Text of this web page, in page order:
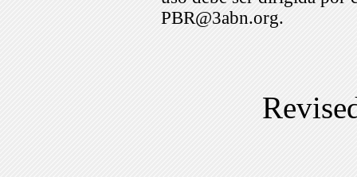
PBR@3abn.org.